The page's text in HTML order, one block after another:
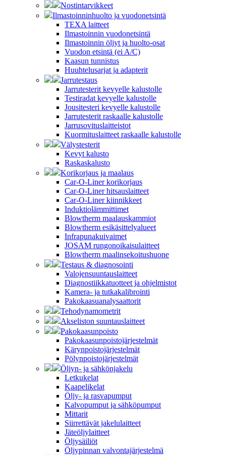
Nostintarvikkeet
Ilmastoinninhuolto ja vuodonetsintä
TEXA laitteet
Ilmastoinnin vuodonetsintä
Ilmastoinnin öljyt ja huolto-osat
Vuodon etsintä (ei A/C)
Kaasun tunnistus
Huuhtelusarjat ja adapterit
Jarrutestaus
Jarrutesterit kevyelle kalustolle
Testiradat kevyelle kalustolle
Jousitesteri kevyelle kalustolle
Jarrutesterit raskaalle kalustolle
Jarrusovituslaitteistot
Kuormituslaitteet raskaalle kalustolle
Välystesterit
Kevyt kalusto
Raskaskalusto
Korikorjaus ja maalaus
Car-O-Liner korikorjaus
Car-O-Liner hitsauslaitteet
Car-O-Liner kiinnikkeet
Induktiolämmittimet
Blowtherm maalauskammiot
Blowtherm esikäsittelyalueet
Infrapunakuivaimet
JOSAM rungonoikaisulaitteet
Blowtherm maalinsekoitushuone
Testaus & diagnosointi
Valojensuuntauslaitteet
Diagnostiikkatuotteet ja ohjelmistot
Kamera- ja tutkakalibrointi
Pakokaasuanalysaattorit
Tehodynamometrit
Akseliston suuntauslaitteet
Pakokaasunpoisto
Pakokaasunpoistojärjestelmät
Kärynpoistojärjestelmät
Pölynpoistojärjestelmät
Öljyn- ja sähkönjakelu
Letkukelat
Kaapelikelat
Öljy- ja rasvapumput
Kalvopumput ja sähköpumput
Mittarit
Siirrettävät jakelulaitteet
Jäteöljylaitteet
Öljysäiliöt
Öljypinnan valvontajärjestelmä